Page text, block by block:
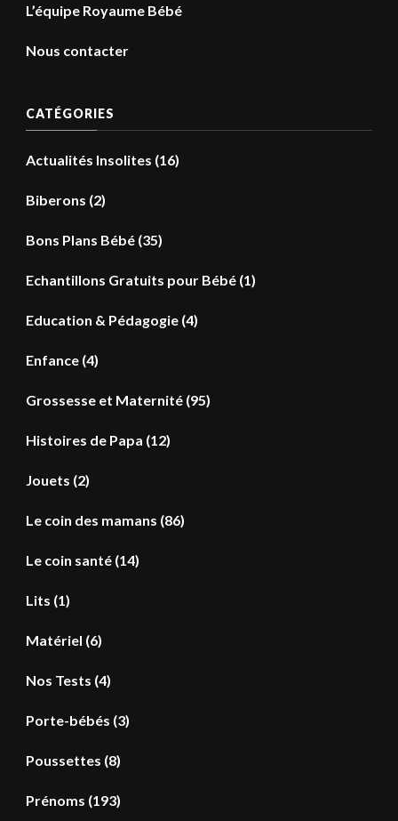
L’équipe Royaume Bébé
Nous contacter
CATÉGORIES
Actualités Insolites (16)
Biberons (2)
Bons Plans Bébé (35)
Echantillons Gratuits pour Bébé (1)
Education & Pédagogie (4)
Enfance (4)
Grossesse et Maternité (95)
Histoires de Papa (12)
Jouets (2)
Le coin des mamans (86)
Le coin santé (14)
Lits (1)
Matériel (6)
Nos Tests (4)
Porte-bébés (3)
Poussettes (8)
Prénoms (193)